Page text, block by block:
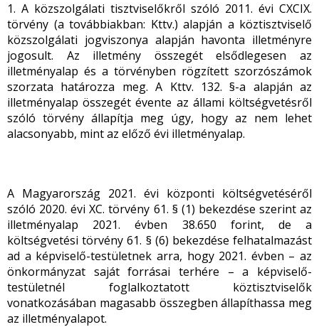
1. A közszolgálati tisztviselőkről szóló 2011. évi CXCIX.
törvény (a továbbiakban: Kttv.) alapján a köztisztviselő
közszolgálati jogviszonya alapján havonta illetményre
jogosult. Az illetmény összegét elsődlegesen az
illetményalap és a törvényben rögzített szorzószámok
szorzata határozza meg. A Kttv. 132. §-a alapján az
illetményalap összegét évente az állami költségvetésről
szóló törvény állapítja meg úgy, hogy az nem lehet
alacsonyabb, mint az előző évi illetményalap.
A Magyarország 2021. évi központi költségvetéséről
szóló 2020. évi XC. törvény 61. § (1) bekezdése szerint az
illetményalap 2021. évben 38.650 forint, de a
költségvetési törvény 61. § (6) bekezdése felhatalmazást
ad a képviselő-testületnek arra, hogy 2021. évben – az
önkormányzat saját forrásai terhére – a képviselő-
testületnél foglalkoztatott köztisztviselők
vonatkozásában magasabb összegben állapíthassa meg
az illetményalapot.